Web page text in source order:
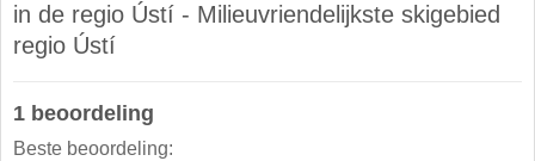
in de regio Ústí - Milieuvriendelijkste skigebied
regio Ústí
1 beoordeling
Beste beoordeling: